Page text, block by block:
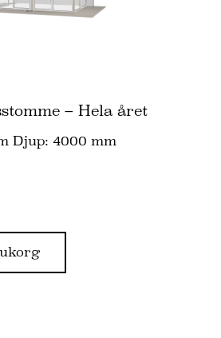
– Hela året
Djup: 4000 mm